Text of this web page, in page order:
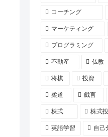
コーチング
マーケティング
プログラミング
不動産 仏教
将棋 投資
柔道 戯言
株式 株式
英語学習 自己